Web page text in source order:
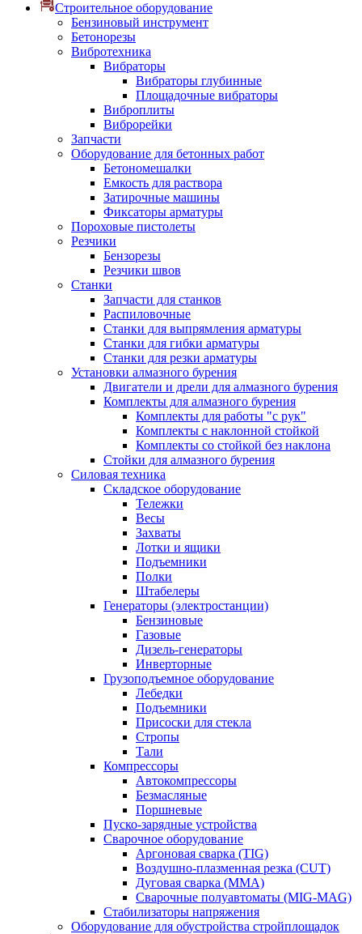
Строительное оборудование
Бензиновый инструмент
Бетонорезы
Вибротехника
Вибраторы
Вибраторы глубинные
Площадочные вибраторы
Виброплиты
Виброрейки
Запчасти
Оборудование для бетонных работ
Бетономешалки
Емкость для раствора
Затирочные машины
Фиксаторы арматуры
Пороховые пистолеты
Резчики
Бензорезы
Резчики швов
Станки
Запчасти для станков
Распиловочные
Станки для выпрямления арматуры
Станки для гибки арматуры
Станки для резки арматуры
Установки алмазного бурения
Двигатели и дрели для алмазного бурения
Комплекты для алмазного бурения
Комплекты для работы "с рук"
Комплекты с наклонной стойкой
Комплекты со стойкой без наклона
Стойки для алмазного бурения
Силовая техника
Складское оборудование
Тележки
Весы
Захваты
Лотки и ящики
Подъемники
Полки
Штабелеры
Генераторы (электростанции)
Бензиновые
Газовые
Дизель-генераторы
Инверторные
Грузоподъемное оборудование
Лебедки
Подъемники
Присоски для стекла
Стропы
Тали
Компрессоры
Автокомпрессоры
Безмасляные
Поршневые
Пуско-зарядные устройства
Сварочное оборудование
Аргоновая сварка (TIG)
Воздушно-плазменная резка (CUT)
Дуговая сварка (ММА)
Сварочные полуавтоматы (MIG-MAG)
Стабилизаторы напряжения
Оборудование для обустройства стройплощадок